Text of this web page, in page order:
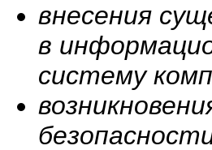
внесения
в
систему